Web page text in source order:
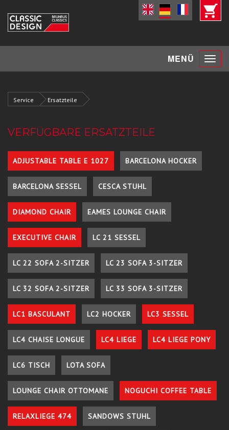
MENÜ Toggle
Service Ersatzteile
VERFÜGBARE ERSATZTEILE
ADJUSTABLE TABLE E 1027 BARCELONA HOCKER
BARCELONA SESSEL CESCA STUHL
DIAMOND CHAIR EAMES LOUNGE CHAIR
EXECUTIVE CHAIR LC 21 SESSEL
LC 22 SOFA 2-SITZER LC 23 SOFA 3-SITZER
LC 32 SOFA 2-SITZER LC 33 SOFA 3-SITZER
LC1 BASCULANT LC2 HOCKER LC3 SESSEL
LC4 CHAISE LONGUE LC4 LIEGE LC4 LIEGE PONY
LC6 TISCH LOTA SOFA
LOUNGE CHAIR OTTOMANE NOGUCHI COFFEE TABLE
RELAXLIEGE 474 SANDOWS STUHL